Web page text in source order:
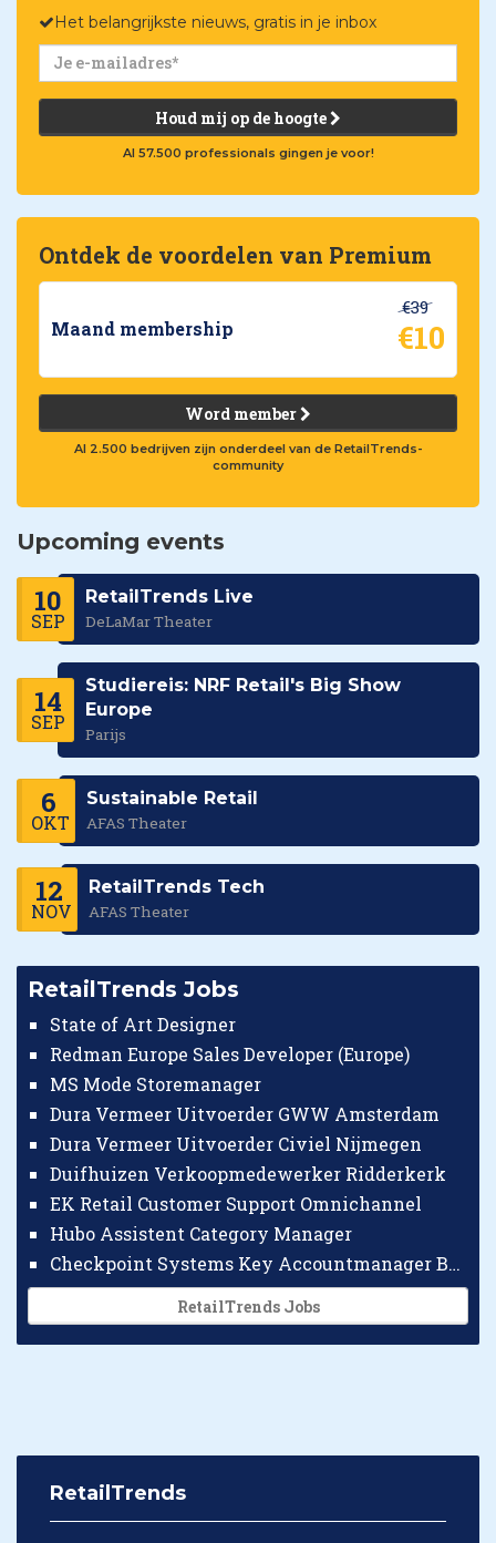
Het belangrijkste nieuws, gratis in je inbox
Houd mij op de hoogte
Al 57.500 professionals gingen je voor!
Ontdek de voordelen van Premium
Maand membership
€39
€10
Word member
Al 2.500 bedrijven zijn onderdeel van de RetailTrends-
community
Upcoming events
10
SEP
RetailTrends Live
DeLaMar Theater
14
SEP
Studiereis: NRF Retail's Big Show
Europe
Parijs
6
OKT
Sustainable Retail
AFAS Theater
12
NOV
RetailTrends Tech
AFAS Theater
RetailTrends Jobs
State of Art Designer
Redman Europe Sales Developer (Europe)
MS Mode Storemanager
Dura Vermeer Uitvoerder GWW Amsterdam
Dura Vermeer Uitvoerder Civiel Nijmegen
Duifhuizen Verkoopmedewerker Ridderkerk
EK Retail Customer Support Omnichannel
Hubo Assistent Category Manager
Checkpoint Systems Key Accountmanager Benelux
RetailTrends Jobs
RetailTrends